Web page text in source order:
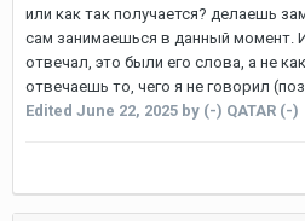
или как так получается? делаешь
сам занимаешься в данный момент.
отвечал, это были его слова, а не
отвечаешь то, чего я не говорил
Edited June 22, 2025 by (-) QATAR (-)